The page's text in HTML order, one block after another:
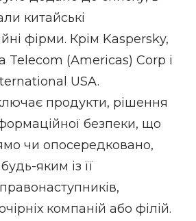
китайські
фірми. Крім Kaspersky,
Telecom (Americas) Corp і
USA.
продукти, рішення
безпеки, що
чи опосередковано,
яким із її
компаній або філій.